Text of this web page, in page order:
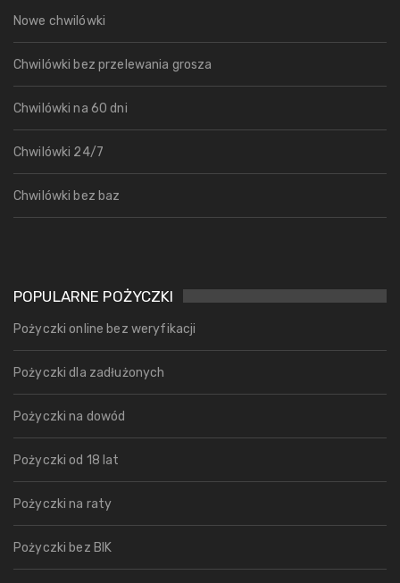
Nowe chwilówki
Chwilówki bez przelewania grosza
Chwilówki na 60 dni
Chwilówki 24/7
Chwilówki bez baz
POPULARNE POŻYCZKI
Pożyczki online bez weryfikacji
Pożyczki dla zadłużonych
Pożyczki na dowód
Pożyczki od 18 lat
Pożyczki na raty
Pożyczki bez BIK